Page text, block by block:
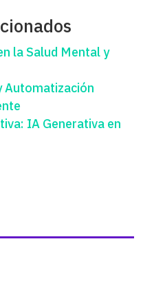
la Salud Mental y
Automatización
IA Generativa en